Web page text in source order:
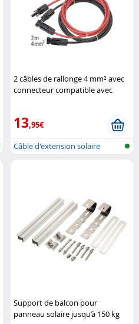
2 câbles de rallonge 4 mm² avec
connecteur compatible avec
13,95€
Câble d'extension solaire
Support de balcon pour
panneau solaire jusqu’à 150 kg